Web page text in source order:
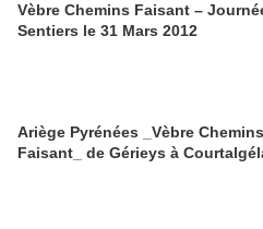
Vèbre Chemins Faisant –
Sentiers le 31 Mars 2012
Ariège Pyrénées _Vèbre Chemins
Faisant_ de Gérieys à